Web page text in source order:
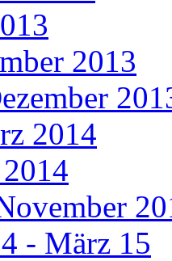
2013
2014
- März 15